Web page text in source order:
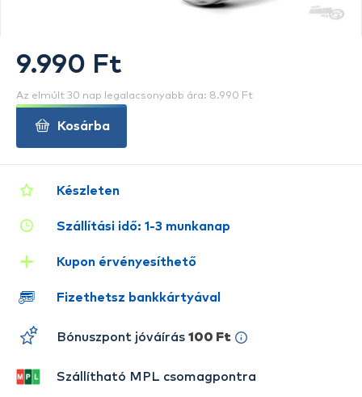
Készleten
Szállítási idő: 1-3 munkanap
Kupon érvényesíthető
Fizethetsz bankkártyával
Bónuszpont jóváírás 100 Ft
Szállítható MPL csomagpontra
9.990 Ft
Az elmúlt 30 nap legalacsonyabb ára: 8.990 Ft
Kosárba